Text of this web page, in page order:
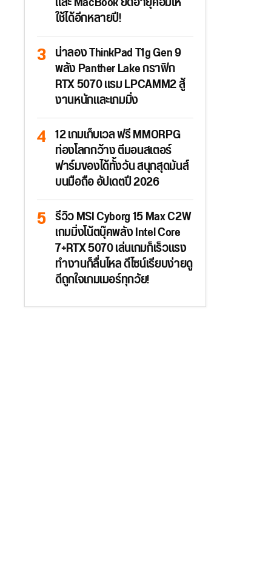
ใช้ได้อีกหลายปี!
น่าลอง ThinkPad T1g Gen 9
พลัง Panther Lake กราฟิก
RTX 5070 แรม LPCAMM2 สู้
งานหนักและเกมมิ่ง
12 เกมเก็บเวล ฟรี MMORPG
ท่องโลกกว้าง ตีมอนสเตอร์
ฟาร์มของได้ทั้งวัน สนุกสุดมันส์
บนมือถือ อัปเดตปี 2026
รีวิว MSI Cyborg 15 Max C2W
เกมมิ่งโน้ตบุ๊คพลัง Intel Core
7+RTX 5070 เล่นเกมก็เร็วแรง
ทำงานก็ลื่นไหล ดีไซน์เรียบง่ายดู
ดีถูกใจเกมเมอร์ทุกวัย!